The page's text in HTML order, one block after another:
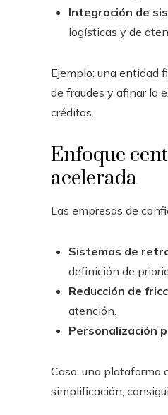
Integración de
logísticas y de
Ejemplo: una entidad
de fraudes y afinar la
créditos.
Enfoque
acelerada
Las empresas de
Sistemas de
definición de
Reducción de
atención.
Personalización
Caso: una plataforma
simplificación,